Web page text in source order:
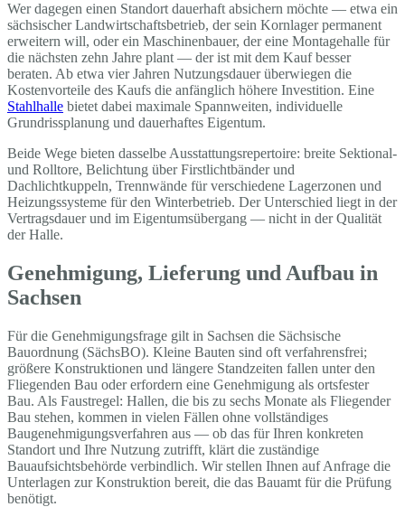
Wer dagegen einen Standort dauerhaft absichern möchte — etwa ein
sächsischer Landwirtschaftsbetrieb, der sein Kornlager permanent
erweitern will, oder ein Maschinenbauer, der eine Montagehalle für
die nächsten zehn Jahre plant — der ist mit dem Kauf besser
beraten. Ab etwa vier Jahren Nutzungsdauer überwiegen die
Kostenvorteile des Kaufs die anfänglich höhere Investition. Eine
Stahlhalle bietet dabei maximale Spannweiten, individuelle
Grundrissplanung und dauerhaftes Eigentum.
Beide Wege bieten dasselbe Ausstattungsrepertoire: breite Sektional-
und Rolltore, Belichtung über Firstlichtbänder und
Dachlichtkuppeln, Trennwände für verschiedene Lagerzonen und
Heizungssysteme für den Winterbetrieb. Der Unterschied liegt in der
Vertragsdauer und im Eigentumsübergang — nicht in der Qualität
der Halle.
Genehmigung, Lieferung und Aufbau in
Sachsen
Für die Genehmigungsfrage gilt in Sachsen die Sächsische
Bauordnung (SächsBO). Kleine Bauten sind oft verfahrensfrei;
größere Konstruktionen und längere Standzeiten fallen unter den
Fliegenden Bau oder erfordern eine Genehmigung als ortsfester
Bau. Als Faustregel: Hallen, die bis zu sechs Monate als Fliegender
Bau stehen, kommen in vielen Fällen ohne vollständiges
Baugenehmigungsverfahren aus — ob das für Ihren konkreten
Standort und Ihre Nutzung zutrifft, klärt die zuständige
Bauaufsichtsbehörde verbindlich. Wir stellen Ihnen auf Anfrage die
Unterlagen zur Konstruktion bereit, die das Bauamt für die Prüfung
benötigt.